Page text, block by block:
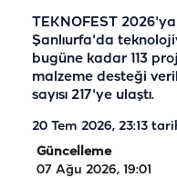
TEKNOFEST
Şanlıurfa'da
bugüne kadar 113
malzeme desteği
sayısı 217'ye ulaştı.
20 Tem 2026, 23:13
Güncelleme
07 Ağu 2026, 19:01